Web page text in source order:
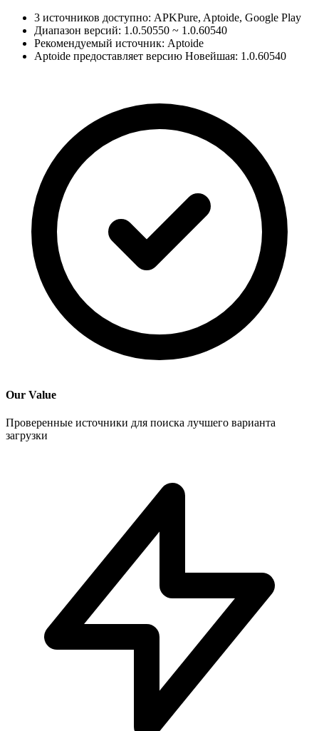
3 источников доступно: APKPure, Aptoide, Google Play
Диапазон версий: 1.0.50550 ~ 1.0.60540
Рекомендуемый источник: Aptoide
Aptoide предоставляет версию Новейшая: 1.0.60540
Our Value
Проверенные источники для поиска лучшего варианта
загрузки